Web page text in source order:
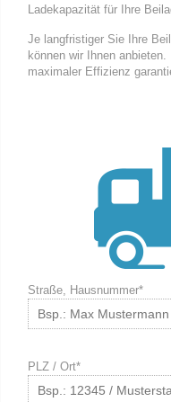
Ladekapazität für Ihre
Je langfristiger Sie Ihre
können wir Ihnen
maximaler Effizienz
Straße, Hausnummer*
PLZ / Ort*